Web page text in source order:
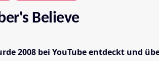
Believe
2008 bei YouTube entdeckt und